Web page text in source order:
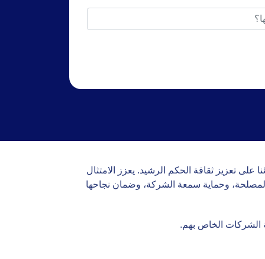
تعزيز ثقافة الحكم الرشيد. يعزز الامتثال
وحماية سمعة الشركة، وضمان نجاحها
الشركات الخاص بهم.